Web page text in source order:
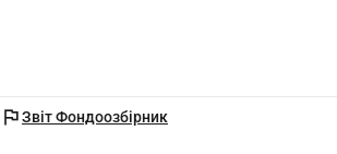
flagЗвіт Фондоозбірник